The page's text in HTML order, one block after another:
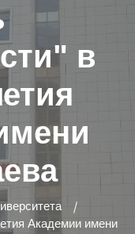
в
Академии имени